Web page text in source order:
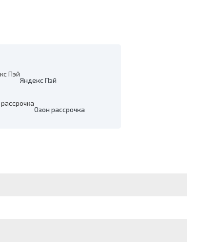
Яндекс Пэй
Озон рассрочка